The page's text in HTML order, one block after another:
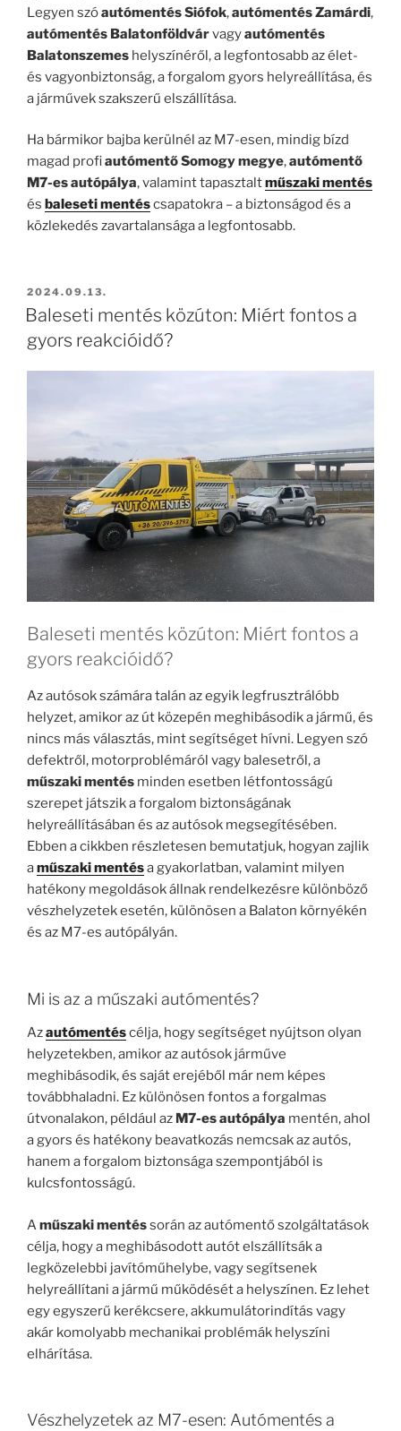
Legyen szóautómentés Siófok,autómentés Zamárdi,
autómentés Balatonföldvárvagyautómentés
Balatonszemes helyszínéről, a legfontosabb az élet-
és vagyonbiztonság, a forgalom gyors helyreállítása, és
a járművek szakszerű elszállítása.
Ha bármikor bajba kerülnél az M7-esen, mindig bízd
magad profiautómentő Somogy megye,autómentő
M7-es autópálya, valamint tapasztaltműszaki mentés
és baleseti mentéscsapatokra – a biztonságod és a
közlekedés zavartalansága a legfontosabb.
BEKÜLDVE:
2024.09.13.
Baleseti mentés közúton: Miért fontos a
gyors reakcióidő?
Baleseti mentés közúton: Miért fontos a
gyors reakcióidő?
Az autósok számára talán az egyik legfrusztrálóbb
helyzet, amikor az út közepén meghibásodik a jármű, és
nincs más választás, mint segítséget hívni. Legyen szó
defektről, motorproblémáról vagy balesetről, a
műszaki mentés minden esetben létfontosságú
szerepet játszik a forgalom biztonságának
helyreállításában és az autósok megsegítésében.
Ebben a cikkben részletesen bemutatjuk, hogyan zajlik
aműszaki mentésa gyakorlatban, valamint milyen
hatékony megoldások állnak rendelkezésre különböző
vészhelyzetek esetén, különösen a Balaton környékén
és az M7-es autópályán.
Mi is az a műszaki autómentés?
Azautómentéscélja, hogy segítséget nyújtson olyan
helyzetekben, amikor az autósok járműve
meghibásodik, és saját erejéből már nem képes
továbbhaladni. Ez különösen fontos a forgalmas
útvonalakon, például az M7-es autópálya mentén, ahol
a gyors és hatékony beavatkozás nemcsak az autós,
hanem a forgalom biztonsága szempontjából is
kulcsfontosságú.
Aműszaki mentéssorán az autómentő szolgáltatások
célja, hogy a meghibásodott autót elszállítsák a
legközelebbi javítóműhelybe, vagy segítsenek
helyreállítani a jármű működését a helyszínen. Ez lehet
egy egyszerű kerékcsere, akkumulátorindítás vagy
akár komolyabb mechanikai problémák helyszíni
elhárítása.
Vészhelyzetek az M7-esen: Autómentés a